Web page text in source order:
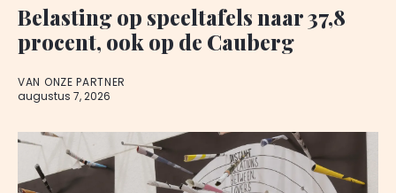
Belasting op speeltafels naar 37,8
procent, ook op de Cauberg
VAN ONZE PARTNER
augustus 7, 2026